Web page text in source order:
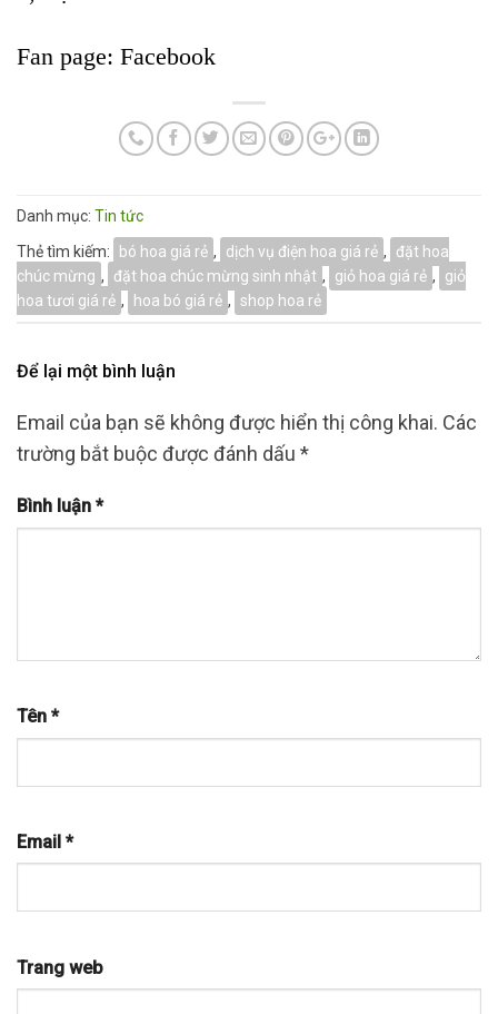
Fan page: Facebook
Danh mục: Tin tức
Thẻ tìm kiếm:
bó hoa giá rẻ , dịch vụ điện hoa giá rẻ ,
đặt hoa
chúc mừng , đặt hoa chúc mừng sinh nhật , giỏ hoa giá rẻ ,
giỏ
hoa tươi giá rẻ , hoa bó giá rẻ , shop hoa rẻ
Để lại một bình luận
Email của bạn sẽ không được hiển thị công khai. Các
trường bắt buộc được đánh dấu *
Bình luận *
Tên *
Email *
Trang web